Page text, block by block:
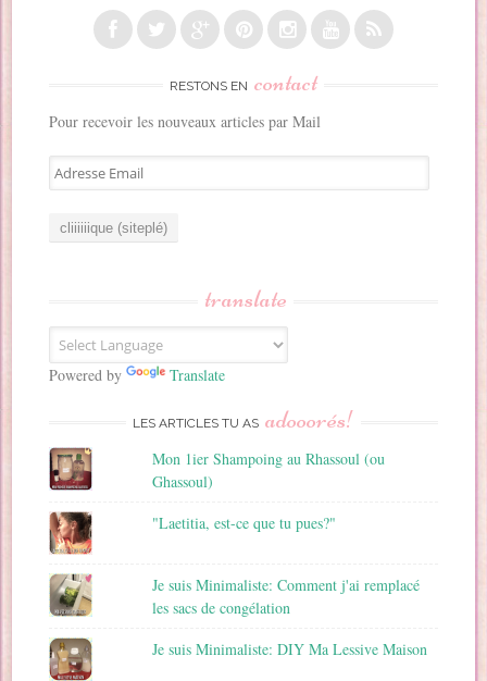
RESTONS EN contact
Pour recevoir les nouveaux articles par Mail
A
d
E
m
a
translate
Powered by Translate
LES ARTICLES TU AS adooorés!
Mon 1ier Shampoing au Rhassoul (ou
Ghassoul)
"Laetitia, est-ce que tu pues?"
Je suis Minimaliste: Comment j'ai remplacé
les sacs de congélation
Je suis Minimaliste: DIY Ma Lessive Maison